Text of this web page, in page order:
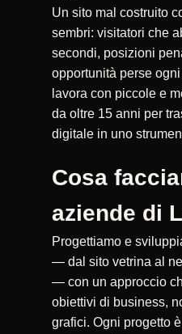
Un sito mal costruito
sembri: visitatori che
secondi, posizioni
opportunità perse
lavora con piccole e
da oltre 15 anni per
digitale in uno
Cosa
aziende di
Progettiamo e
— dal sito vetrina al
— con un approccio
obiettivi di business,
grafici. Ogni progetto